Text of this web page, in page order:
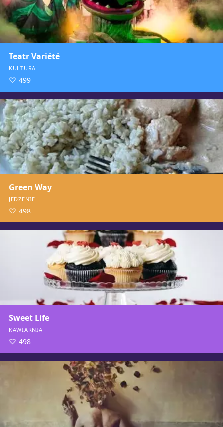
Teatr Variété
KULTURA
499
Green Way
JEDZENIE
498
Sweet Life
KAWIARNIA
498